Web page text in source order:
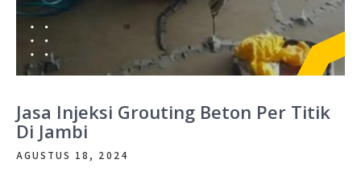
Jasa Injeksi Grouting Beton Per Titik
Di Jambi
AGUSTUS 18, 2024